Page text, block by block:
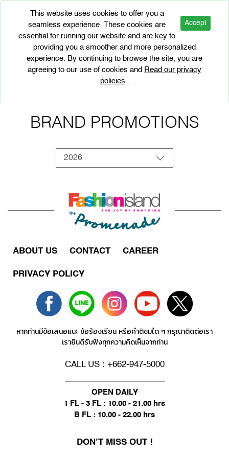
Accept
This website uses cookies to offer you a
seamless experience. These cookies are
essential for running our website and are key to
providing you a smoother and more personalized
experience. By continuing to browse the site, you are
agreeing to our use of cookies and Read our privacy
policies .
BRAND PROMOTIONS
BRAND PROMOTIONS
ABOUT US CONTACT CAREER
PRIVACY POLICY
หากท่านมีข้อเสนอแนะ ข้อร้องเรียน หรือคำติชมใด ๆ กรุณาติดต่อเรา
เรายินดีรับฟังทุกความคิดเห็นจากท่าน
CALL US : +662-947-5000
OPEN DAILY
1 FL - 3 FL : 10.00 - 21.00 hrs
B FL : 10.00 - 22.00 hrs
DON’T MISS OUT !